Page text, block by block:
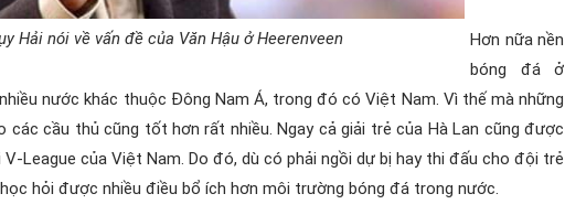
Hải nói về vấn đề của Văn Hậu ở Heerenveen
Hơn nữa nền
bóng đá ở
nước khác thuộc Đông Nam Á, trong đó có Việt Nam. Vì thế mà những
cầu thủ cũng tốt hơn rất nhiều. Ngay cả giải trẻ của Hà Lan cũng được
League của Việt Nam. Do đó, dù có phải ngồi dự bị hay thi đấu cho đội trẻ
hỏi được nhiều điều bổ ích hơn môi trường bóng đá trong nước.